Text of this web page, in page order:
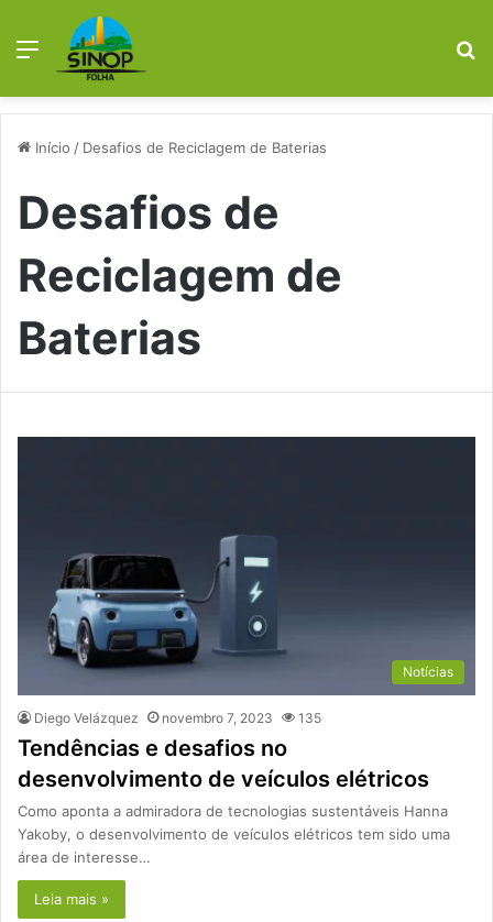
Menu
Início / Desafios de Reciclagem de Baterias
Desafios de
Reciclagem de
Baterias
Notícias
Diego Velázquez novembro 7, 2023 135
Tendências e desafios no
desenvolvimento de veículos elétricos
Como aponta a admiradora de tecnologias sustentáveis Hanna
Yakoby, o desenvolvimento de veículos elétricos tem sido uma
área de interesse…
Leia mais »